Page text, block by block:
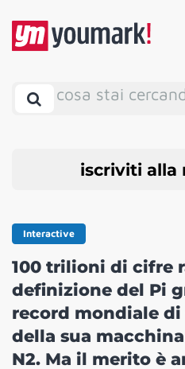
cosa stai
iscriviti alla
Interactive
100 trilioni di cifre
definizione del Pi
record mondiale di
della sua
N2. Ma il merito è